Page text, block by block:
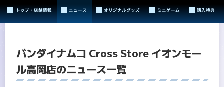
トップ・店舗情報 ニュース オリジナルグッズ ミニゲーム 購入特典
バンダイナムコ Cross Store イオンモー
ル高岡店のニュース一覧